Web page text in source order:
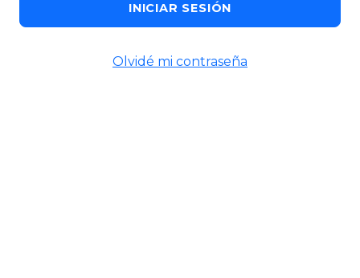
INICIAR SESIÓN
Olvidé mi contraseña